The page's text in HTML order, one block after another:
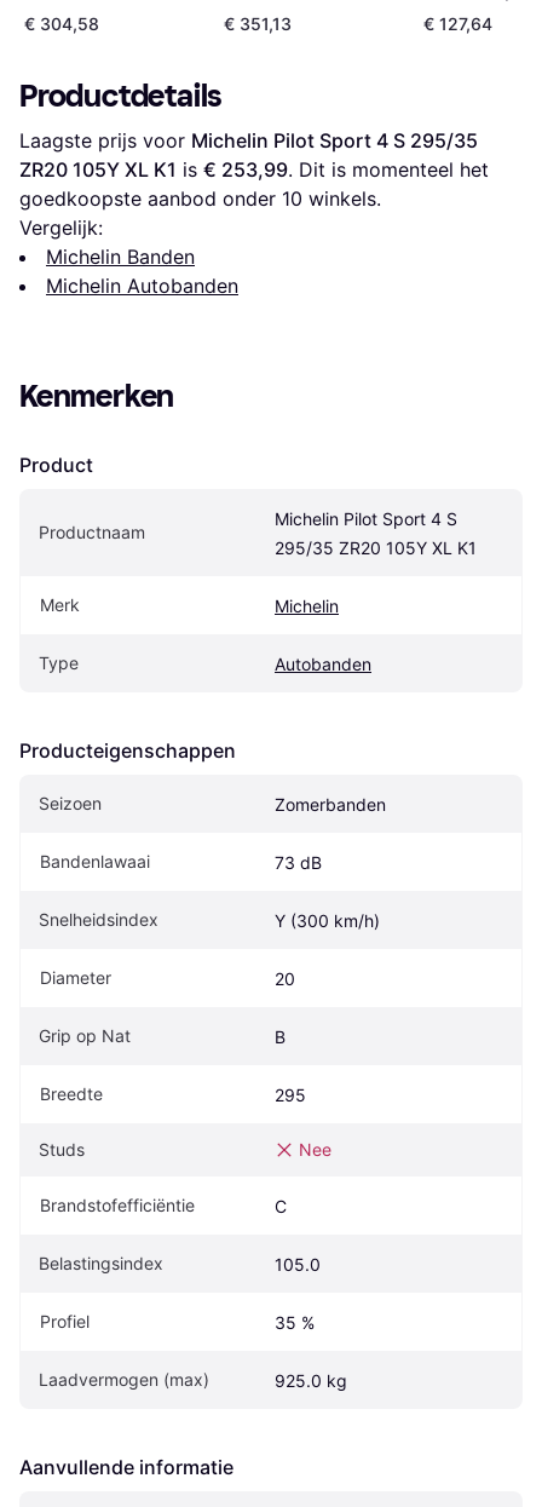
€ 304,58 € 351,13
105Y XL
€ 127,64
Productdetails
Laagste prijs voor Michelin Pilot Sport 4 S 295/35
ZR20 105Y XL K1 is € 253,99. Dit is momenteel het
goedkoopste aanbod onder 10 winkels.
Vergelijk:
Michelin Banden
Michelin Autobanden
Kenmerken
Product
Productnaam
Michelin Pilot Sport 4 S
295/35 ZR20 105Y XL K1
Merk Michelin
Type Autobanden
Producteigenschappen
Seizoen Zomerbanden
Bandenlawaai 73 dB
Snelheidsindex Y (300 km/h)
Diameter 20
Grip op Nat B
Breedte 295
Studs Nee
Brandstofefficiëntie C
Belastingsindex 105.0
Profiel 35 %
Laadvermogen (max) 925.0 kg
Aanvullende informatie